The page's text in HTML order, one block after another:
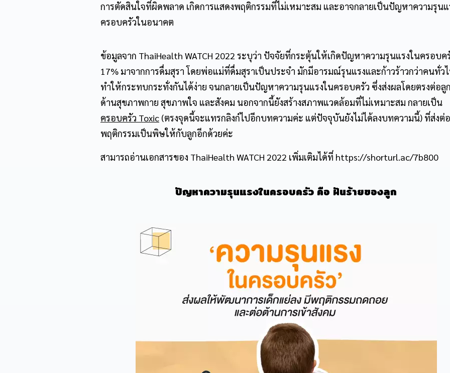
การตัดสินใจที่ผิดพลาด เกิดการแสดงพฤติกรรมที่ไม่เหมาะสม และอาจกลายเป็นปัญหาความรุนแ
ครอบครัวในอนาคต
ข้อมูลจาก ThaiHealth WATCH 2022 ระบุว่า ปัจจัยที่กระตุ้นให้เกิดปัญหาความรุนแรงในครอบค
17% มาจากการดื่มสุรา โดยพ่อแม่ที่ดื่มสุราเป็นประจำ มักมีอารมณ์รุนแรงและก้าวร้าวกว่าคนทั่ว
ทำให้กระทบกระทั่งกันได้ง่าย จนกลายเป็นปัญหาความรุนแรงในครอบครัว ซึ่งส่งผลโดยตรงต่อลู
ด้านสุขภาพกาย สุขภาพใจ และสังคม นอกจากนี้ยังสร้างสภาพแวดล้อมที่ไม่เหมาะสม กลายเป็น
ครอบครัว Toxic(ตรงจุดนี้จะแทรกลิงก์ไปอีกบทความค่ะ แต่ปัจจุบันยังไม่ได้ลงบทความนี้) ที่ส่งต่อ
พฤติกรรมเป็นพิษให้กับลูกอีกด้วยค่ะ
สามารถอ่านเอกสารของ ThaiHealth WATCH 2022 เพิ่มเติมได้ที่ https://shorturl.ac/7b800
ปัญหาความรุนแรงในครอบครัว คือ ฝันร้ายของลูก